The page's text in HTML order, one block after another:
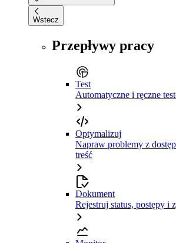
Wstecz
Przepływy pracy
Test
Automatyczne i ręczne
Optymalizuj
Napraw problemy z
treść
Dokument
Rejestruj status, postępy i